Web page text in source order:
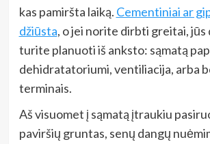
kas pamiršta laiką. Cementiniai ar
džiūsta, o jei norite dirbti greitai, jūs
turite planuoti iš anksto: sąmatą
dehidratatoriumi, ventiliacija, arba
terminais.
Aš visuomet į sąmatą įtraukiu
paviršių gruntas, senų dangų